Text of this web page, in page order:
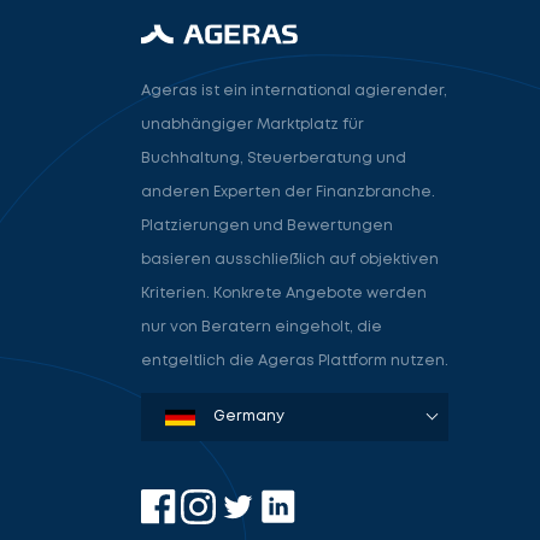
Ageras ist ein international agierender,
unabhängiger Marktplatz für
Buchhaltung, Steuerberatung und
anderen Experten der Finanzbranche.
Platzierungen und Bewertungen
basieren ausschließlich auf objektiven
Kriterien. Konkrete Angebote werden
nur von Beratern eingeholt, die
entgeltlich die Ageras Plattform nutzen.
Denmark
Sweden
Norway
Netherlands
Germany
USA